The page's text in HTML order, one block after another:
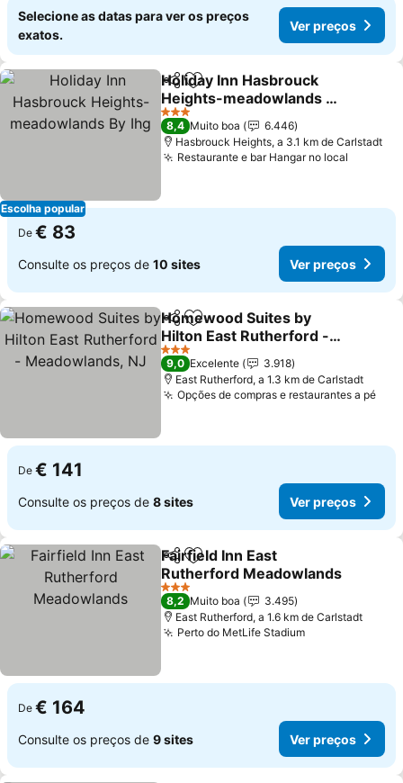
Selecione as datas para ver os preços
exatos.
Ver preços
Escolha popular
PartilharAdicionar aos favoritos
Holiday Inn Hasbrouck
Heights-meadowlands By
Ihg
3 Estrelas
8,4 Muito boa
6.446
Hasbrouck Heights, a 3.1 km de Carlstadt
Restaurante e bar Hangar no local
De € 83
Consulte os preços de 10 sites Ver preços
PartilharAdicionar aos favoritos
Homewood Suites by
Hilton East Rutherford -
Meadowlands, NJ
3 Estrelas
9,0 Excelente
3.918
East Rutherford, a 1.3 km de Carlstadt
Opções de compras e restaurantes a pé
De € 141
Consulte os preços de 8 sites Ver preços
PartilharAdicionar aos favoritos
Fairfield Inn East
Rutherford Meadowlands
3 Estrelas
8,2 Muito boa
3.495
East Rutherford, a 1.6 km de Carlstadt
Perto do MetLife Stadium
De € 164
Consulte os preços de 9 sites Ver preços